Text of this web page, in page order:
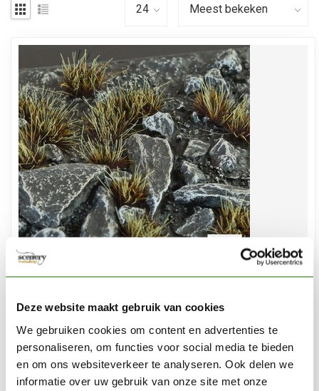
Deze website maakt gebruik van cookies
We gebruiken cookies om content en advertenties te
personaliseren, om functies voor social media te bieden
en om ons websiteverkeer te analyseren. Ook delen we
informatie over uw gebruik van onze site met onze
Burned Tufts Small Tuft 6mm - GG6-BURs
€5,40
Niet op voorraad